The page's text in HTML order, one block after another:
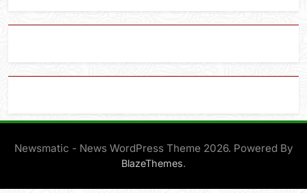
Newsmatic - News WordPress Theme 2026. Powered By
BlazeThemes.